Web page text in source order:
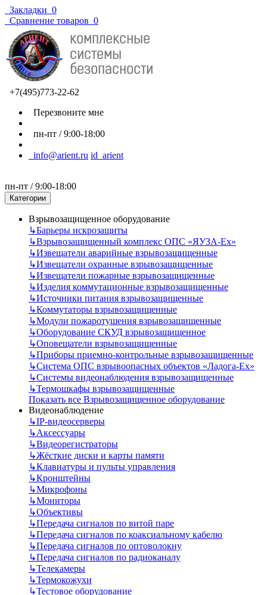
Закладки 0
Сравнение товаров 0
+7(495)773-22-62
Перезвоните мне
пн-пт / 9:00-18:00
info@arient.ru id_arient
пн-пт / 9:00-18:00
Категории
Взрывозащищенное оборудование
↳Барьеры искрозащиты
↳Взрывозащищенный комплекс ОПС «ЯУЗА-Ех»
↳Извещатели аварийные взрывозащищенные
↳Извещатели охранные взрывозащищенные
↳Извещатели пожарные взрывозащищенные
↳Изделия коммутационные взрывозащищенные
↳Источники питания взрывозащищенные
↳Коммутаторы взрывозащищенные
↳Модули пожаротушения взрывозащищенные
↳Оборудование СКУД взрывозащищенное
↳Оповещатели взрывозащищенные
↳Приборы приемно-контрольные взрывозащищенные
↳Система ОПС взрывоопасных объектов «Ладога-Ex»
↳Системы видеонаблюдения взрывозащищенные
↳Термошкафы взрывозащищенные
Показать все Взрывозащищенное оборудование
Видеонаблюдение
↳IP-видеосерверы
↳Аксессуары
↳Видеорегистраторы
↳Жёсткие диски и карты памяти
↳Клавиатуры и пульты управления
↳Кронштейны
↳Микрофоны
↳Мониторы
↳Объективы
↳Передача сигналов по витой паре
↳Передача сигналов по коаксиальному кабелю
↳Передача сигналов по оптоволокну
↳Передача сигналов по радиоканалу
↳Телекамеры
↳Термокожухи
↳Тестовое оборудование